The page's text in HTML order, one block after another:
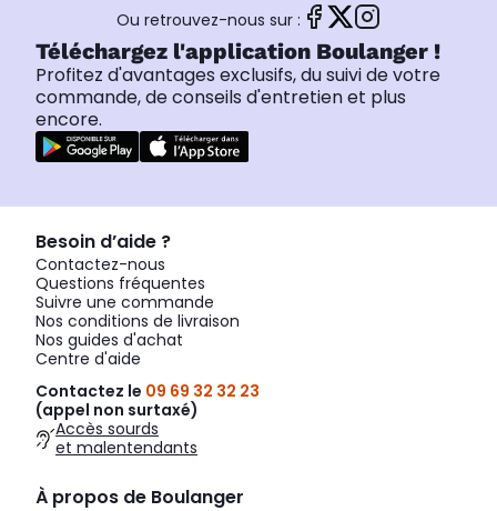
Ou retrouvez-nous sur :
Téléchargez l'application Boulanger !
Profitez d'avantages exclusifs, du suivi de votre
commande, de conseils d'entretien et plus
encore.
Besoin d’aide ?
Contactez-nous
Questions fréquentes
Suivre une commande
Nos conditions de livraison
Nos guides d'achat
Centre d'aide
Contactez le 09 69 32 32 23
(appel non surtaxé)
Accès sourds
et malentendants
À propos de Boulanger